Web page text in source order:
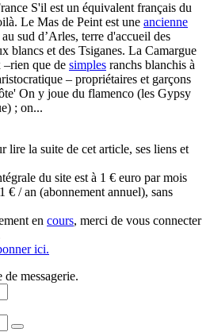
S'il est un équivalent français du
Le Mas de Peint est une ancienne
au sud d’Arles, terre d'accueil des
blancs et des Tsiganes. La Camargue
–rien que de simples ranchs blanchis à
– propriétaires et garçons
On y joue du flamenco (les Gypsy
; on...
lire la suite de cet article, ses liens et
du site est à 1 € euro par mois
€ / an (abonnement annuel), sans
en cours, merci de vous connecter
ici.
messagerie.